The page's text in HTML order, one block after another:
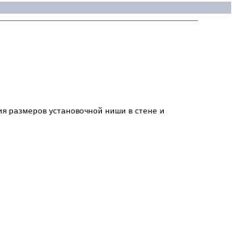
размеров установочной ниши в стене и